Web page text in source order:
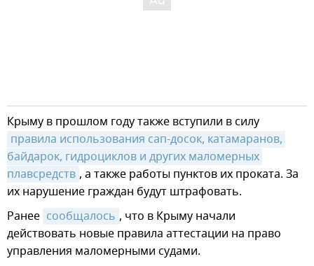
Крыму в прошлом году также вступили в силу
правила использования сап-досок, катамаранов,
байдарок, гидроциклов и других маломерных
плавсредств , а также работы пунктов их проката. За
их нарушение граждан будут штрафовать.
Ранее сообщалось , что в Крыму начали
действовать новые правила аттестации на право
управления маломерными судами.